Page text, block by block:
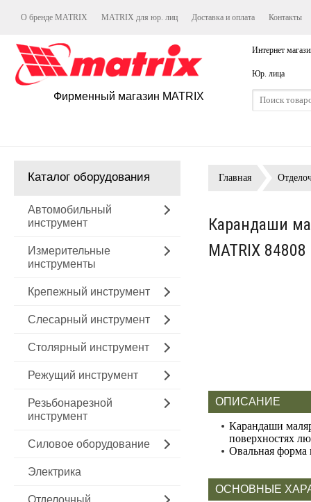
О бренде MATRIX MATRIX для юр. лиц Доставка и оплата Контакты
Фирменный магазин MATRIX
Интернет
Юр. лица
Каталог оборудования
Автомобильный
инструмент
Измерительные
инструменты
Крепежный инструмент
Слесарный инструмент
Столярный инструмент
Режущий инструмент
Резьбонарезной
инструмент
Силовое оборудование
Электрика
Отделочный
Главная
Карандаши
MATRIX 84808
ОПИСАНИЕ
Карандаши
поверхностях
Овальная форма
ОСНОВНЫЕ